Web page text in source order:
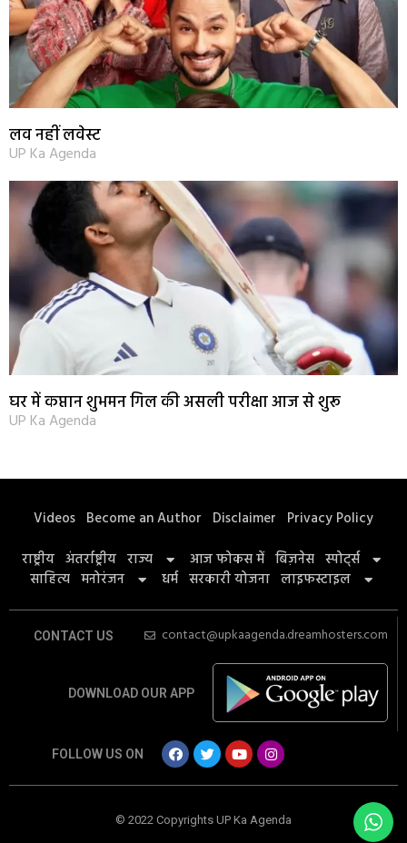
लव नहीं लवेस्ट
UP Ka Agenda
घर में कप्तान शुभमन गिल की असली परीक्षा आज से शुरू
UP Ka Agenda
Videos Become an Author Disclaimer Privacy Policy
राष्ट्रीय अंतर्राष्ट्रीय राज्य आज फोकस में बिज़नेस स्पोर्ट्स
साहित्य मनोरंजन धर्म सरकारी योजना लाइफस्टाइल
CONTACT US contact@upkaagenda.dreamhosters.com
DOWNLOAD OUR APP
FOLLOW US ON
© 2022 Copyrights UP Ka Agenda